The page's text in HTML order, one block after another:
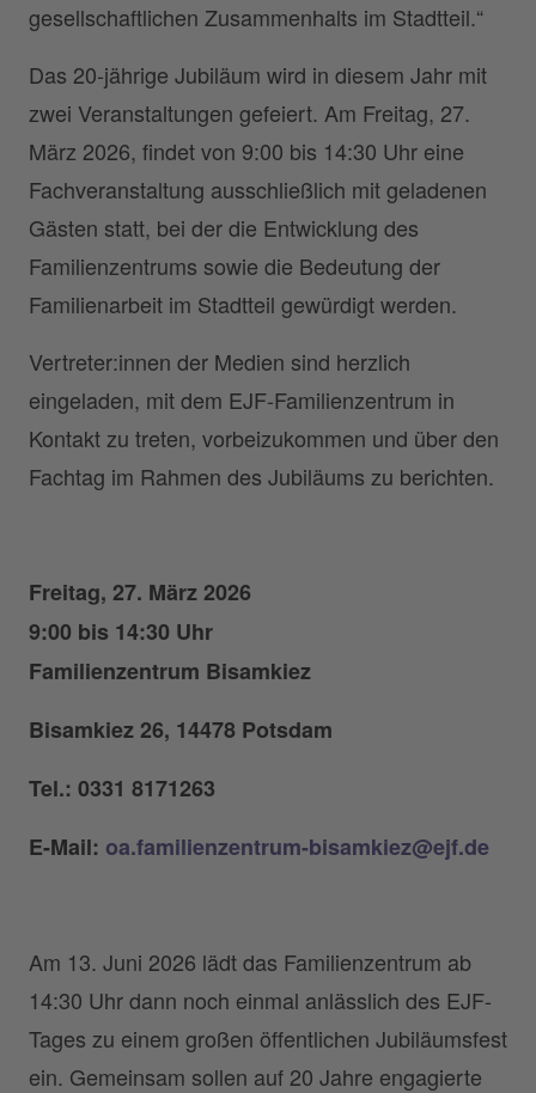
gesellschaftlichen Zusammenhalts im Stadtteil.“
Das 20-jährige Jubiläum wird in diesem Jahr mit
zwei Veranstaltungen gefeiert. Am Freitag, 27.
März 2026, findet von 9:00 bis 14:30 Uhr eine
Fachveranstaltung ausschließlich mit geladenen
Gästen statt, bei der die Entwicklung des
Familienzentrums sowie die Bedeutung der
Familienarbeit im Stadtteil gewürdigt werden.
Vertreter:innen der Medien sind herzlich
eingeladen, mit dem EJF-Familienzentrum in
Kontakt zu treten, vorbeizukommen und über den
Fachtag im Rahmen des Jubiläums zu berichten.
Freitag, 27. März 2026
9:00 bis 14:30 Uhr
Familienzentrum Bisamkiez
Bisamkiez 26, 14478 Potsdam
Tel.: 0331 8171263
E-Mail: oa.familienzentrum-bisamkiez@ejf.de
Am 13. Juni 2026 lädt das Familienzentrum ab
14:30 Uhr dann noch einmal anlässlich des EJF-
Tages zu einem großen öffentlichen Jubiläumsfest
ein. Gemeinsam sollen auf 20 Jahre engagierte